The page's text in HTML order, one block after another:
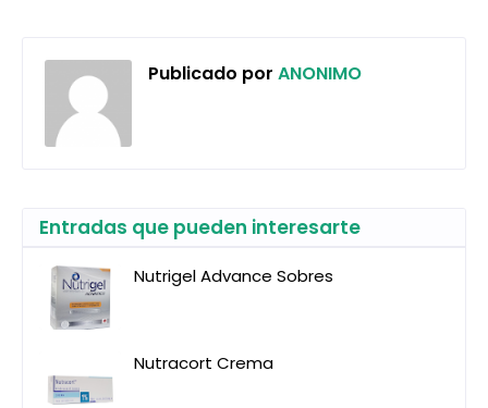
Publicado por ANONIMO
Entradas que pueden interesarte
Nutrigel Advance Sobres
Nutracort Crema